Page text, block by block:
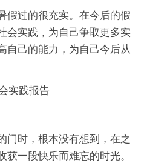
假过的很充实。在今后的假
会实践，为自己争取更多实
自己的能力，为自己今后从
实践报告
门时，根本没有想到，在之
获一段快乐而难忘的时光。